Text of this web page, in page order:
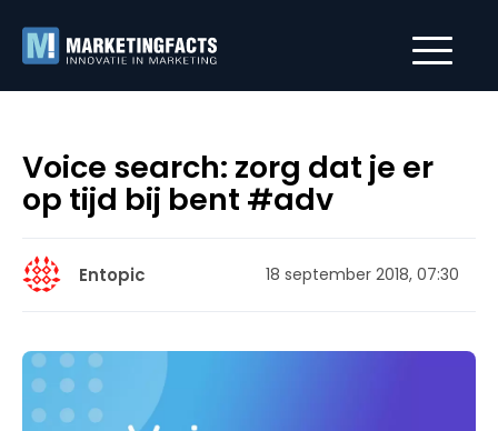
Voice search: zorg dat je er
op tijd bij bent #adv
Entopic 18 september 2018, 07:30